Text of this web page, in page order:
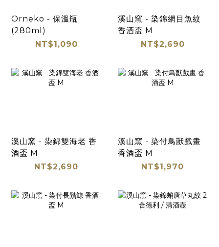
Orneko - 保溫瓶
(280ml)
NT$1,090
溪山窯 - 染錦網目魚紋
香酒盃 M
NT$2,690
溪山窯 - 染錦雙海老 香
酒盃 M
NT$2,690
溪山窯 - 染付鳥獸戲畫
香酒盃 M
NT$1,970